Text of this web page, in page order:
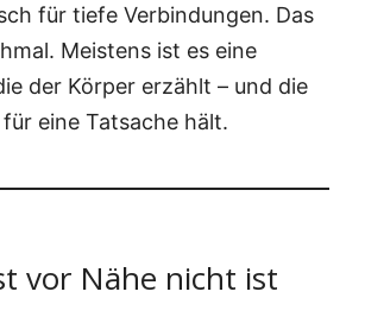
für tie­fe Ver­bin­dun­gen. Das
Meis­tens ist es eine
der Kör­per erzählt – und die
eine Tat­sa­che hält.
vor Nähe nicht ist